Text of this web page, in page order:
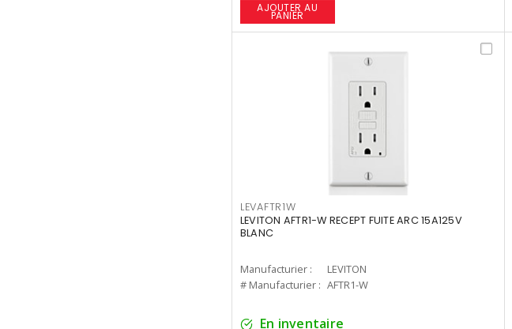
AJOUTER AU
PANIER
LEVAFTR1W
LEVITON AFTR1-W RECEPT FUITE ARC 15A125V
BLANC
Manufacturier :
LEVITON
# Manufacturier : AFTR1-W
En inventaire